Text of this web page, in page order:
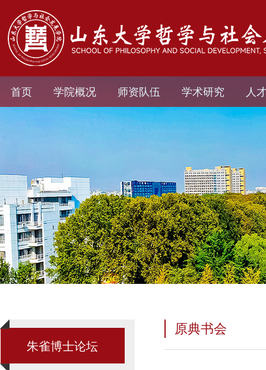
首页 学院概况 师资队伍 学术研究 人
朱雀博士论坛
原典书会